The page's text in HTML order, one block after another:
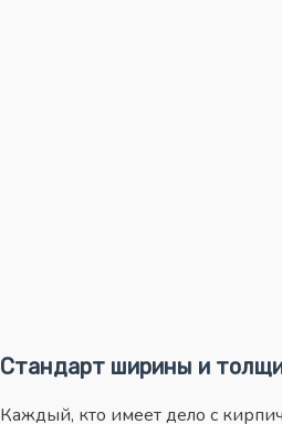
Стандарт ширины и
Каждый, кто имеет дело с